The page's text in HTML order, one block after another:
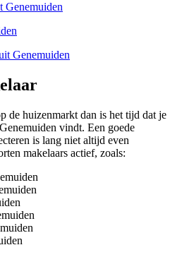
Genemuiden
Genemuiden
de huizenmarkt dan is het tijd dat je
vindt. Een goede
is lang niet altijd even
makelaars actief, zoals: